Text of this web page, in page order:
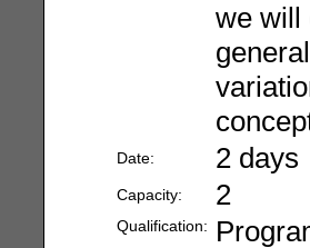
we will
Date: 2 days
Capacity: 2
Qualification: